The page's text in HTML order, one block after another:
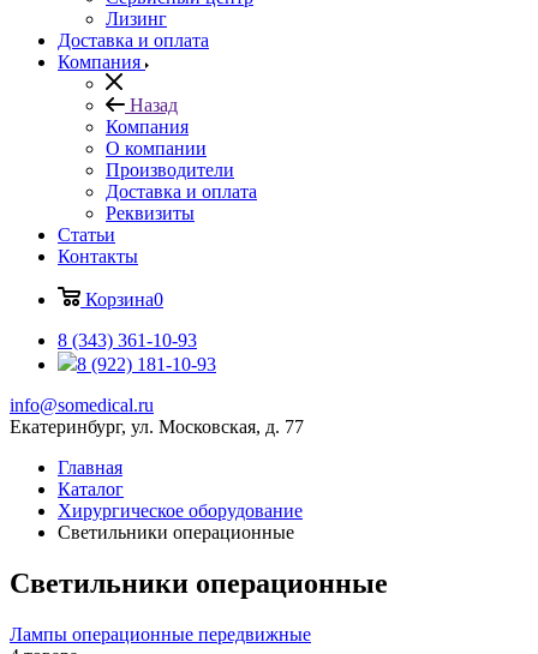
Лизинг
Доставка и оплата
Компания
Назад
Компания
О компании
Производители
Доставка и оплата
Реквизиты
Статьи
Контакты
Корзина0
8 (343) 361-10-93
8 (922) 181-10-93
info@somedical.ru
Екатеринбург, ул. Московская, д. 77
Главная
Каталог
Хирургическое оборудование
Светильники операционные
Светильники операционные
Лампы операционные передвижные